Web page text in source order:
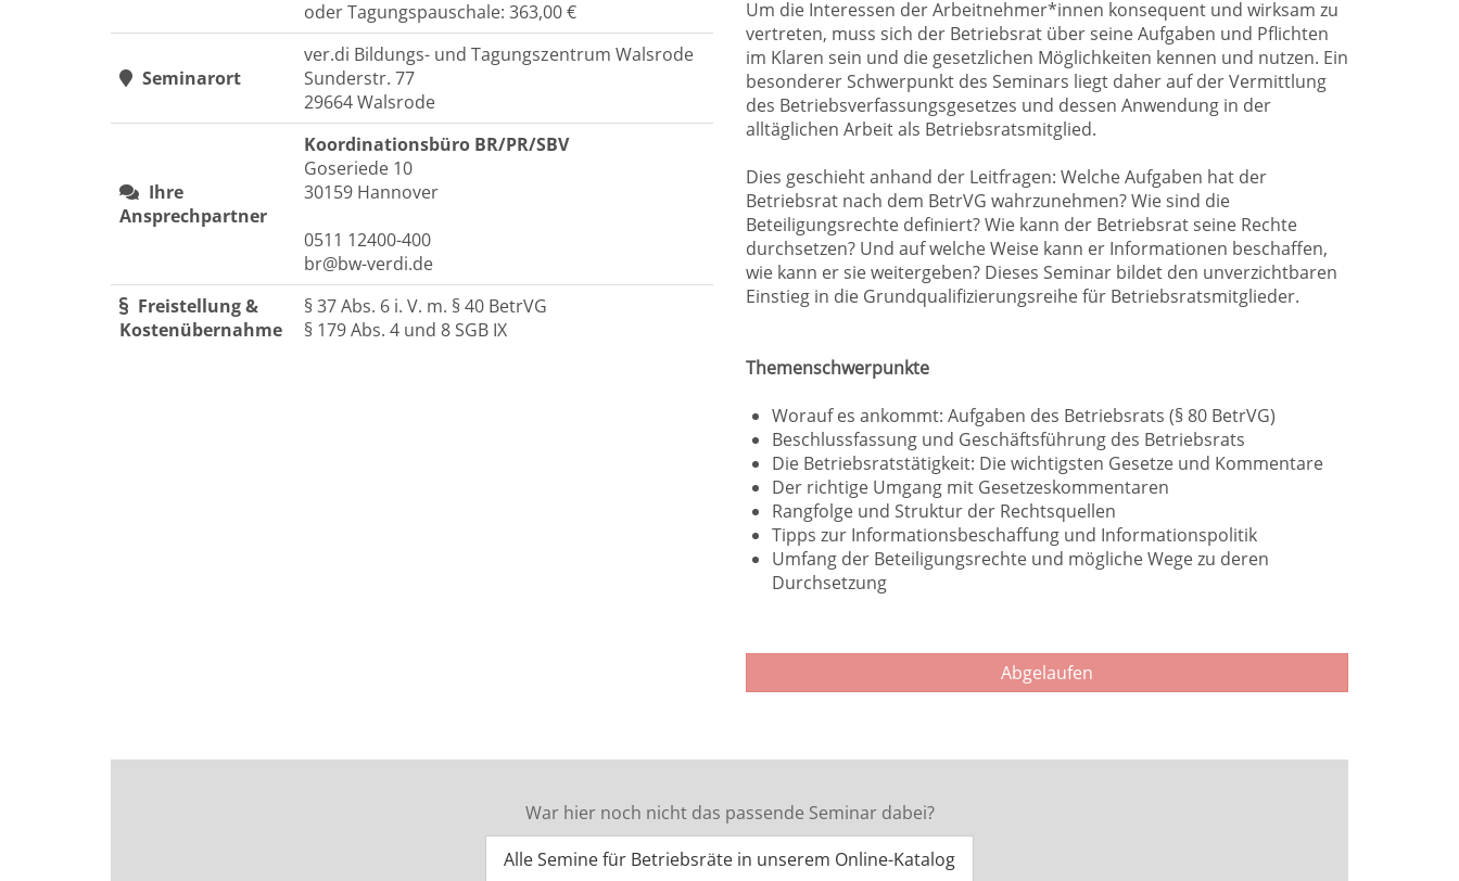
oder Tagungspauschale: 363,00 €
Seminarort
ver.di Bildungs- und Tagungszentrum Walsrode
Sunderstr. 77
29664 Walsrode
Ihre
Ansprechpartner
Koordinationsbüro BR/PR/SBV
Goseriede 10
30159 Hannover
0511 12400-400
br@bw-verdi.de
Freistellung &
Kostenübernahme
§ 37 Abs. 6 i. V. m. § 40 BetrVG
§ 179 Abs. 4 und 8 SGB IX
Um die Interessen der Arbeitnehmer*innen konsequent und wirksam zu
vertreten, muss sich der Betriebsrat über seine Aufgaben und Pflichten
im Klaren sein und die gesetzlichen Möglichkeiten kennen und nutzen. Ein
besonderer Schwerpunkt des Seminars liegt daher auf der Vermittlung
des Betriebsverfassungsgesetzes und dessen Anwendung in der
alltäglichen Arbeit als Betriebsratsmitglied.
Dies geschieht anhand der Leitfragen: Welche Aufgaben hat der
Betriebsrat nach dem BetrVG wahrzunehmen? Wie sind die
Beteiligungsrechte definiert? Wie kann der Betriebsrat seine Rechte
durchsetzen? Und auf welche Weise kann er Informationen beschaffen,
wie kann er sie weitergeben? Dieses Seminar bildet den unverzichtbaren
Einstieg in die Grundqualifizierungsreihe für Betriebsratsmitglieder.
Themenschwerpunkte
Worauf es ankommt: Aufgaben des Betriebsrats (§ 80 BetrVG)
Beschlussfassung und Geschäftsführung des Betriebsrats
Die Betriebsratstätigkeit: Die wichtigsten Gesetze und Kommentare
Der richtige Umgang mit Gesetzeskommentaren
Rangfolge und Struktur der Rechtsquellen
Tipps zur Informationsbeschaffung und Informationspolitik
Umfang der Beteiligungsrechte und mögliche Wege zu deren
Durchsetzung
Abgelaufen
War hier noch nicht das passende Seminar dabei?
Alle Semine für Betriebsräte in unserem Online-Katalog